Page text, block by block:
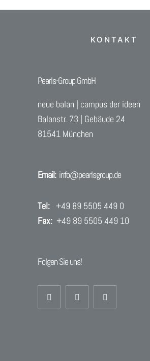
KONTAKT
Pearls-Group GmbH
neue balan | campus der ideen
Balanstr. 73 | Gebäude 24
81541 München
Email: info@pearlsgroup.de
Tel: +49 89 5505 449 0
Fax: +49 89 5505 449 10
Folgen Sie uns!